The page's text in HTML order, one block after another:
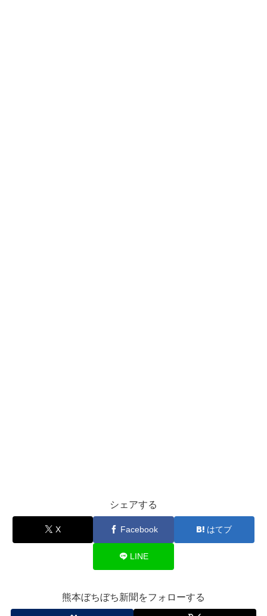
シェアする
X Facebook はてブ
LINE
熊本ぼちぼち新聞をフォローする